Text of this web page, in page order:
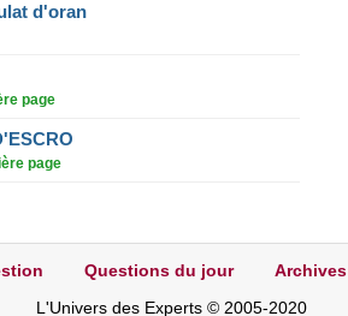
d'oran
page
page
Questions du jour Archives
L'Univers des Experts © 2005-2020